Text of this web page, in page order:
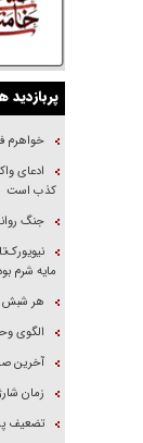
پربازدید
خواهرم
ادعای
کذب است
جنگ
مایه شرم
هر شبش
الگوی
آخرین
زمان
تضعیف